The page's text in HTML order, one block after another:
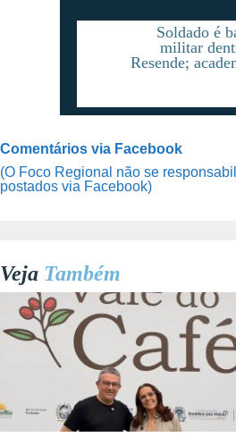
Soldado é
militar
Resende;
Comentários via Facebook
(O Foco Regional não se
postados via Facebook)
Veja Também